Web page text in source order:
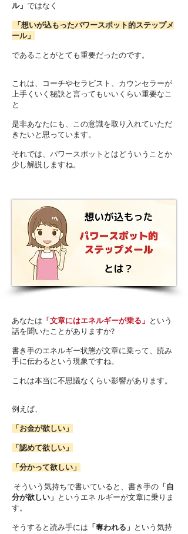
ル」 ではなく
「想いが込もったパワースポット的ステップメ
ール」
であることがとても重要だったのです。
これは、コーチやセラピスト、カウンセラーが
上手くいく秘訣と言ってもいいくらい重要なこ
と
是非あなたにも、この意識を取り入れていただ
きたいと思っています。
それでは、パワースポットとはどういうことか
少し解説しますね。
あなたは 「文章にはエネルギーが乗る」 という
話を聞いたことがありますか?
書き手のエネルギー状態が文章に乗って、読み
手に伝わるという現象ですね。
これは本当に不思議なくらい影響があります。
例えば、
「お金が欲しい」
「認めて欲しい」
「分かって欲しい」
そういう気持ちで書いていると、書き手の 「自
分が欲しい」 というエネ ルギーが文章に乗りま
す。
そうすると読み手には 「奪われる」 という気持